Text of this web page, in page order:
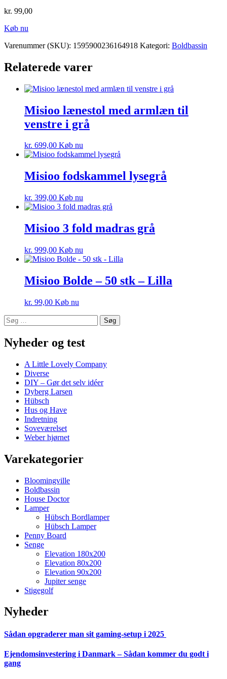
kr. 99,00
Køb nu
Varenummer (SKU): 1595900236164918 Kategori: Boldbassin
Relaterede varer
Misioo lænestol med armlæn til
venstre i grå
kr. 699,00 Køb nu
Misioo fodskammel lysegrå
kr. 399,00 Køb nu
Misioo 3 fold madras grå
kr. 999,00 Køb nu
Misioo Bolde – 50 stk – Lilla
kr. 99,00 Køb nu
Søg
efter:
Nyheder og test
A Little Lovely Company
Diverse
DIY – Gør det selv idéer
Dyberg Larsen
Hübsch
Hus og Have
Indretning
Soveværelset
Weber hjørnet
Varekategorier
Bloomingville
Boldbassin
House Doctor
Lamper
Hübsch Bordlamper
Hübsch Lamper
Penny Board
Senge
Elevation 180x200
Elevation 80x200
Elevation 90x200
Jupiter senge
Stigegolf
Nyheder
Sådan opgraderer man sit gaming-setup i 2025
Ejendomsinvestering i Danmark – Sådan kommer du godt i
gang